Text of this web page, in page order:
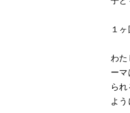
１
わた
ー
ら
よ